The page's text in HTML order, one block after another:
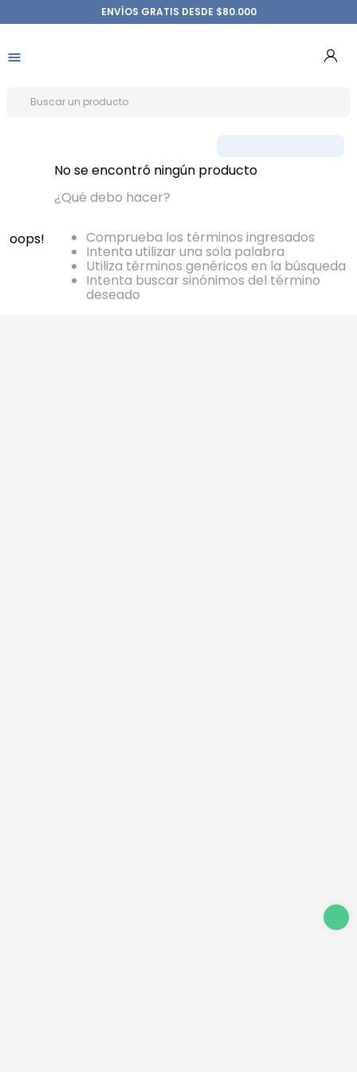
ENVÍOS GRATIS DESDE $80.000
oops!
No se encontró ningún producto
¿Qué debo hacer?
Comprueba los términos ingresados
Intenta utilizar una sola palabra
Utiliza términos genéricos en la búsqueda
Intenta buscar sinónimos del término
deseado